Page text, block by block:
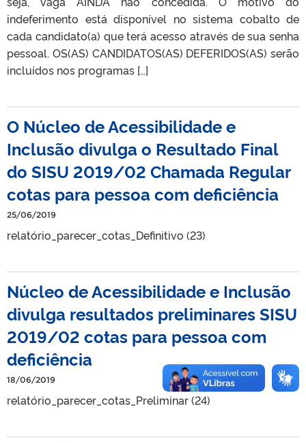
indeferimento está disponível no sistema cobalto de
cada candidato(a) que terá acesso através de sua senha
pessoal. OS(AS) CANDIDATOS(AS) DEFERIDOS(AS) serão
incluídos nos programas […]
O Núcleo de Acessibilidade e
Inclusão divulga o Resultado Final
do SISU 2019/02 Chamada Regular
cotas para pessoa com deficiência
25/06/2019
relatório_parecer_cotas_Definitivo (23)
Núcleo de Acessibilidade e Inclusão
divulga resultados preliminares SISU
2019/02 cotas para pessoa com
deficiência
18/06/2019
relatório_parecer_cotas_Preliminar (24)